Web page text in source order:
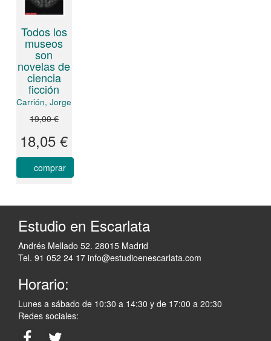
Todos los
museos
son
novelas de
ciencia
ficción
Carrión, Jorge
19,00 €
18,05 €
comprar
Estudio en Escarlata
Andrés Mellado 52. 28015 Madrid
Tel. 91 052 24 17 info@estudioenescarlata.com
Horario:
Lunes a sábado de 10:30 a 14:30 y de 17:00 a 20:30
Redes sociales: